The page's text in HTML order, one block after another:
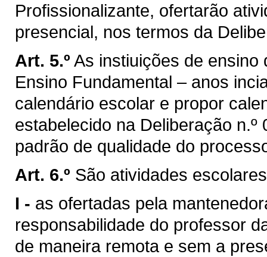
Profissionalizante, ofertarão
presencial, nos termos da
Art. 5.º As instiuições de ensino
Ensino Fundamental – anos
calendário escolar e propor
estabelecido na Deliberação
padrão de qualidade do
Art. 6.º São atividades
I - as ofertadas pela
responsabilidade do professor
de maneira remota e sem a